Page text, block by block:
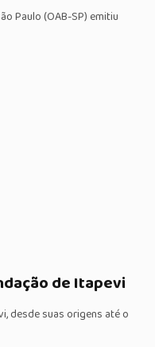
Paulo (OAB-SP) emitiu
de Itapevi
desde suas origens até o